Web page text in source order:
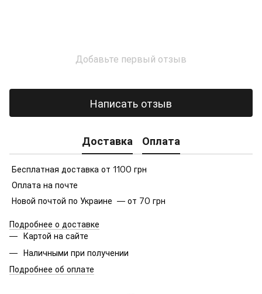
Добавьте первый отзыв
Написать отзыв
Доставка Оплата
Бесплатная доставка от 1100 грн
Оплата на почте
Новой почтой по Украине — от 70 грн
Подробнее о доставке
Картой на сайте
Наличными при получении
Подробнее об оплате